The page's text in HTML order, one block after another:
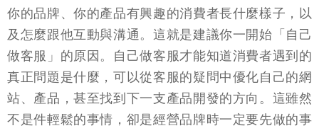
你的品牌、你的產品有興趣的消費者長什麼樣子，以
及怎麼跟他互動與溝通。這就是建議你一開始「自己
做客服」的原因。自己做客服才能知道消費者遇到的
真正問題是什麼，可以從客服的疑問中優化自己的網
站、產品，甚至找到下一支產品開發的方向。這雖然
不是件輕鬆的事情，卻是經營品牌時一定要先做的事